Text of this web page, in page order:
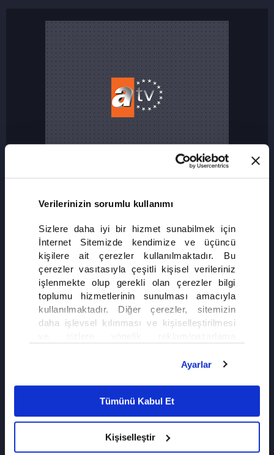
Verilerinizin sorumlu kullanımı
Sizlere daha iyi bir hizmet sunabilmek için
İnternet Sitemizde kendimize ve üçüncü
kişilere ait çerezler kullanılmaktadır. Bu
çerezler vasıtasıyla çeşitli kişisel verileriniz
işlenmekte olup gerekli olan çerezler bilgi
toplumu hizmetlerinin sunulması amacıyla
kullanılmaktadır. Diğer çerezler, sitemizin
daha işlevsel kılınması ve kişiselleştirilmesi
olarak açık rızanız dahilinde kullanılacaktır.
detaylı bilgi için Ayarlar butonuna tıklayabilir,
Çerez BilgilendirmeMetnimizi ziyaret
6698 sayılı Kişisel Verilerin Korunması
Ayarlar
Tümünü Kabul Et
Kişiselleştir
Altı Üstü İstanbul